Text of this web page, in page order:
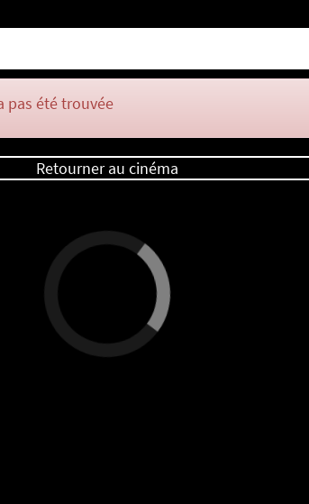
pas été trouvée
Retourner au cinéma